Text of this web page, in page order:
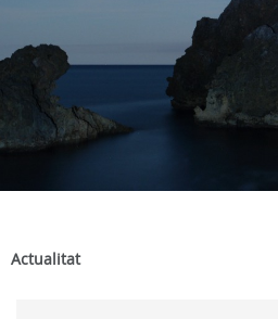
Actualitat